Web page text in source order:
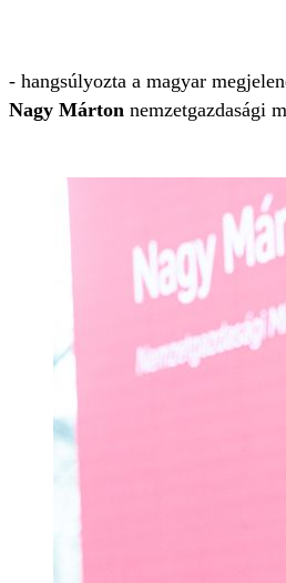
- hangsúlyozta a magyar
Nagy Márton nemzetgazdasági